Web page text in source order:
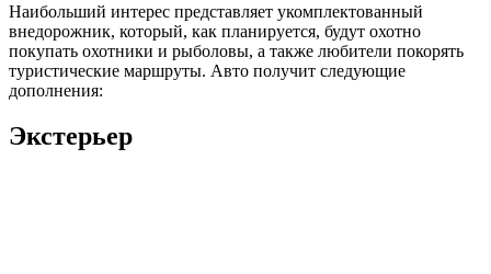
Наибольший интерес представляет укомплектованный
внедорожник, который, как планируется, будут охотно
покупать охотники и рыболовы, а также любители покорять
туристические маршруты. Авто получит следующие
дополнения:
Экстерьер